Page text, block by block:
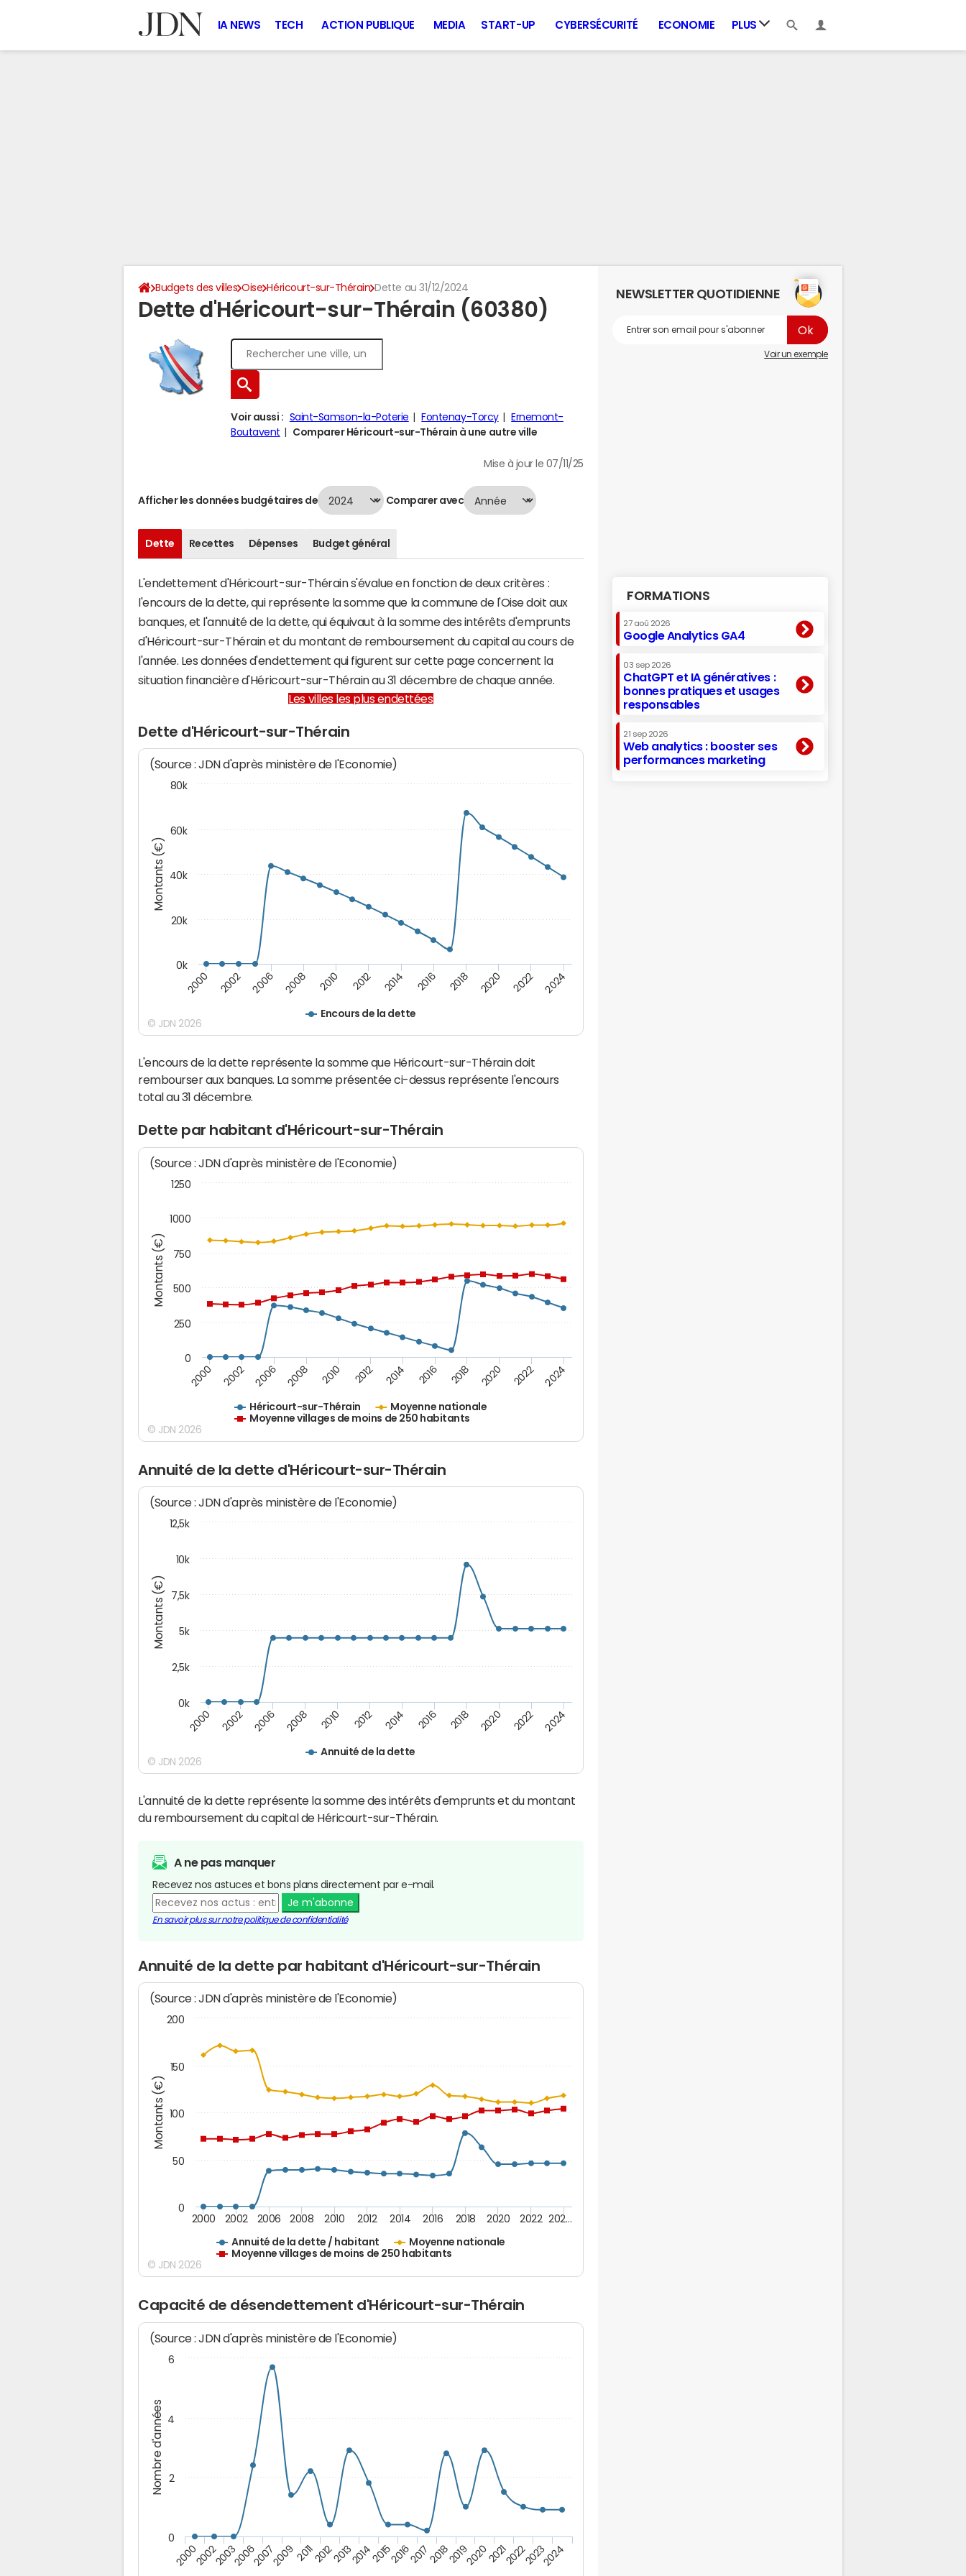
IA NEWS TECH ACTION PUBLIQUE MEDIA START-UP CYBERSÉCURITÉ ECONOMIE PLUS
Budgets des villes Oise Héricourt-sur-Thérain Dette au 31/12/2024
Dette d'Héricourt-sur-Thérain (60380)
Voir aussi : Saint-Samson-la-Poterie Fontenay-Torcy
Ernemont-
Boutavent
Comparer Héricourt-sur-Thérain à une autre ville
Mise à jour le 07/11/25
Afficher les données budgétaires de Comparer avec
Dette Recettes Dépenses Budget général
L'endettement d'Héricourt-sur-Thérain s'évalue en fonction de deux critères :
l'encours de la dette, qui représente la somme que la commune de l'Oise doit aux
banques, et l'annuité de la dette, qui équivaut à la somme des intérêts d'emprunts
d'Héricourt-sur-Thérain et du montant de remboursement du capital au cours de
l'année. Les données d'endettement qui figurent sur cette page concernent la
situation financière d'Héricourt-sur-Thérain au 31 décembre de chaque année.
Les villes les plus endettées
Dette d'Héricourt-sur-Thérain
Montants (€)
(Source : JDN d'après ministère de l'Economie)
Encours de la dette
2000 2002 2006 2008 2010 2012 2014 2016 2018 2020 2022 2024
0k
20k
40k
60k
80k
© JDN 2026
L'encours de la dette représente la somme que Héricourt-sur-Thérain doit
rembourser aux banques. La somme présentée ci-dessus représente l'encours
total au 31 décembre.
Dette par habitant d'Héricourt-sur-Thérain
Montants (€)
(Source : JDN d'après ministère de l'Economie)
Héricourt-sur-Thérain
Moyenne nationale
Moyenne villages de moins de 250 habitants
2000 2002 2006 2008 2010 2012 2014 2016 2018 2020 2022 2024
0
250
500
750
1000
1250
© JDN 2026
Annuité de la dette d'Héricourt-sur-Thérain
Montants (€)
(Source : JDN d'après ministère de l'Economie)
Annuité de la dette
2000 2002 2006 2008 2010 2012 2014 2016 2018 2020 2022 2024
0k
2,5k
5k
7,5k
10k
12,5k
© JDN 2026
L'annuité de la dette représente la somme des intérêts d'emprunts et du montant
du remboursement du capital de Héricourt-sur-Thérain.
A ne pas manquer
Recevez nos astuces et bons plans directement par e-mail.
Je m'abonne
En savoir plus sur notre politique de confidentialité
Annuité de la dette par habitant d'Héricourt-sur-Thérain
Montants (€)
(Source : JDN d'après ministère de l'Economie)
Annuité de la dette / habitant
Moyenne nationale
Moyenne villages de moins de 250 habitants
2000 2002 2006 2008 2010 2012 2014 2016 2018 2020 2022 202…
0
50
100
150
200
© JDN 2026
Capacité de désendettement d'Héricourt-sur-Thérain
Nombre d'années
(Source : JDN d'après ministère de l'Economie)
20002002200320062007200920112012201320142015201620172018201920202021202220232024
0
2
4
6
NEWSLETTER QUOTIDIENNE
Voir un exemple
FORMATIONS
27 aoû 2026
Google Analytics GA4
03 sep 2026
ChatGPT et IA génératives :
bonnes pratiques et usages
responsables
21 sep 2026
Web analytics : booster ses
performances marketing